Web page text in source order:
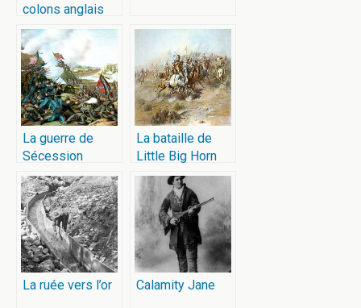
colons anglais
d’Amérique
La guerre de
Sécession
La bataille de
Little Big Horn
La ruée vers l’or Calamity Jane